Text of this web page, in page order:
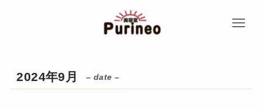
2024年9月 – date –